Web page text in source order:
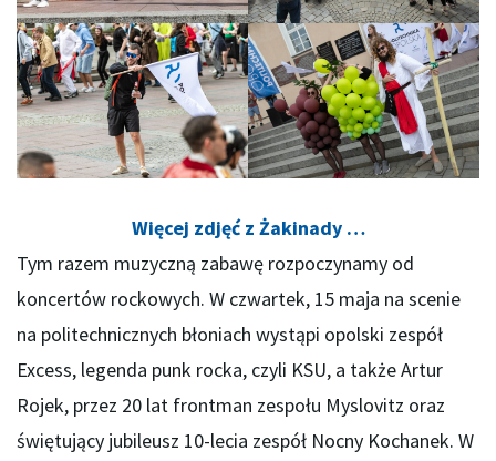
Więcej zdjęć z Żakinady …
Tym razem muzyczną zabawę rozpoczynamy od
koncertów rockowych. W czwartek, 15 maja na scenie
na politechnicznych błoniach wystąpi opolski zespół
Excess, legenda punk rocka, czyli KSU, a także Artur
Rojek, przez 20 lat frontman zespołu Myslovitz oraz
świętujący jubileusz 10-lecia zespół Nocny Kochanek. W